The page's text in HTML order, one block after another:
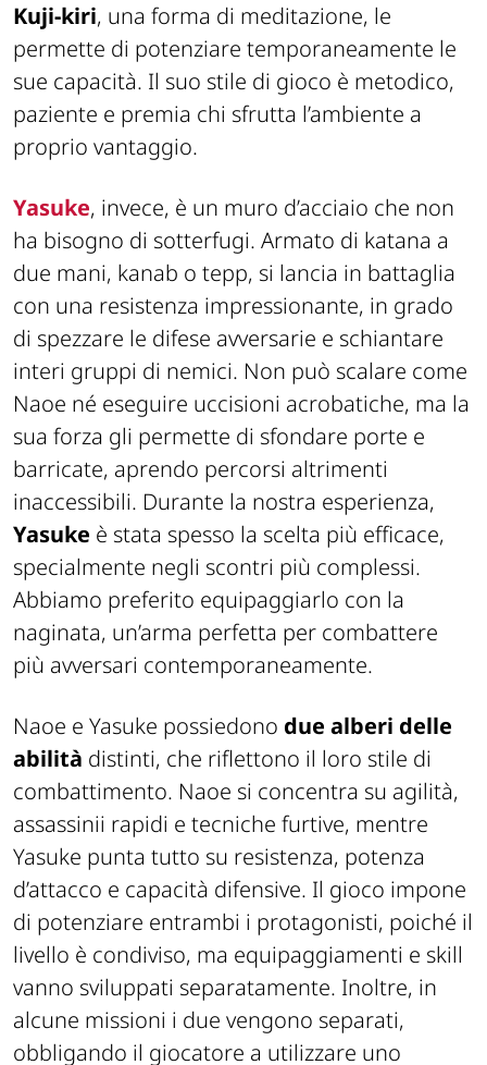
Kuji-kiri, una forma di meditazione, le
permette di potenziare temporaneamente le
sue capacità. Il suo stile di gioco è metodico,
paziente e premia chi sfrutta l’ambiente a
proprio vantaggio.
Yasuke, invece, è un muro d’acciaio che non
ha bisogno di sotterfugi. Armato di katana a
due mani, kanab o tepp, si lancia in battaglia
con una resistenza impressionante, in grado
di spezzare le difese avversarie e schiantare
interi gruppi di nemici. Non può scalare come
Naoe né eseguire uccisioni acrobatiche, ma la
sua forza gli permette di sfondare porte e
barricate, aprendo percorsi altrimenti
inaccessibili. Durante la nostra esperienza,
Yasuke è stata spesso la scelta più efficace,
specialmente negli scontri più complessi.
Abbiamo preferito equipaggiarlo con la
naginata, un’arma perfetta per combattere
più avversari contemporaneamente.
Naoe e Yasuke possiedono due alberi delle
abilità distinti, che riflettono il loro stile di
combattimento. Naoe si concentra su agilità,
assassinii rapidi e tecniche furtive, mentre
Yasuke punta tutto su resistenza, potenza
d’attacco e capacità difensive. Il gioco impone
di potenziare entrambi i protagonisti, poiché il
livello è condiviso, ma equipaggiamenti e skill
vanno sviluppati separatamente. Inoltre, in
alcune missioni i due vengono separati,
obbligando il giocatore a utilizzare uno